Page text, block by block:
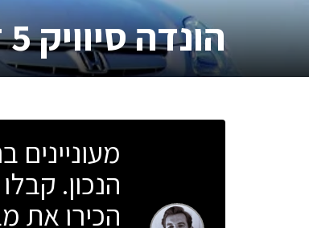
הונדה סיוויק 5 דלתות
הנכון.
הכירו את